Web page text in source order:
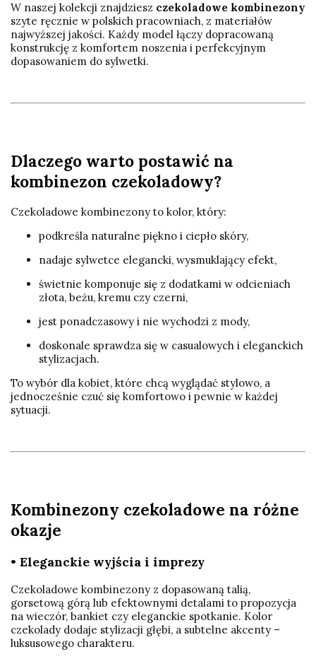
W naszej kolekcji znajdziesz czekoladowe kombinezony
szyte ręcznie w polskich pracowniach, z materiałów
najwyższej jakości. Każdy model łączy dopracowaną
konstrukcję z komfortem noszenia i perfekcyjnym
dopasowaniem do sylwetki.
Dlaczego warto postawić na
kombinezon czekoladowy?
Czekoladowe kombinezony to kolor, który:
podkreśla naturalne piękno i ciepło skóry,
nadaje sylwetce elegancki, wysmuklający efekt,
świetnie komponuje się z dodatkami w odcieniach
złota, beżu, kremu czy czerni,
jest ponadczasowy i nie wychodzi z mody,
doskonale sprawdza się w casualowych i eleganckich
stylizacjach.
To wybór dla kobiet, które chcą wyglądać stylowo, a
jednocześnie czuć się komfortowo i pewnie w każdej
sytuacji.
Kombinezony czekoladowe na różne
okazje
• Eleganckie wyjścia i imprezy
Czekoladowe kombinezony z dopasowaną talią,
gorsetową górą lub efektownymi detalami to propozycja
na wieczór, bankiet czy eleganckie spotkanie. Kolor
czekolady dodaje stylizacji głębi, a subtelne akcenty –
luksusowego charakteru.